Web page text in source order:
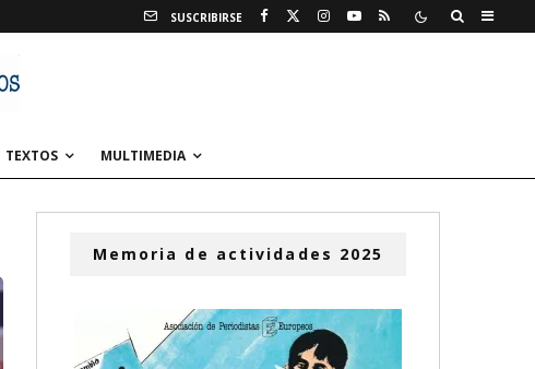
SUSCRIBIRSE
TEXTOS MULTIMEDIA
Memoria de actividades 2025